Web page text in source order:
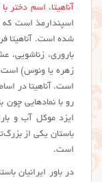
آناهیتا، اسم دختر با
اسپندارمذ است که
شده است. آناهیتا
باروری، زناشویی،
زهره یا ونوس) است.
است. آناهیتا در
رو با نمادهایی
ایزد موکل آب و
باستان یکی از
است.
در باور ایرانیان